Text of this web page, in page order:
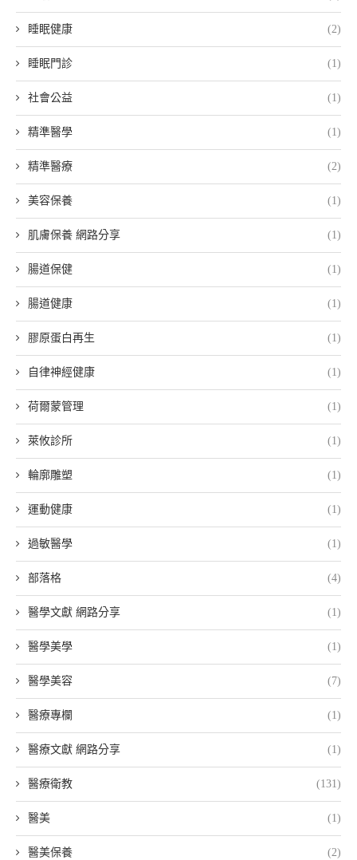
睡眠健康 (2)
睡眠門診 (1)
社會公益 (1)
精準醫學 (1)
精準醫療 (2)
美容保養 (1)
肌膚保養 網路分享 (1)
腸道保健 (1)
腸道健康 (1)
膠原蛋白再生 (1)
自律神經健康 (1)
荷爾蒙管理 (1)
萊攸診所 (1)
輪廓雕塑 (1)
運動健康 (1)
過敏醫學 (1)
部落格 (4)
醫學文獻 網路分享 (1)
醫學美學 (1)
醫學美容 (7)
醫療專欄 (1)
醫療文獻 網路分享 (1)
醫療衛教 (131)
醫美 (1)
醫美保養 (2)